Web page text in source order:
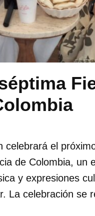
celebrará el
de Colombia, un
y expresiones
La celebración se